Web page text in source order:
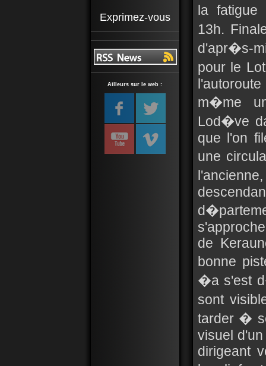
Exprimez-vous
Ailleurs sur le web :
la
13h.
d'apr�s-
pour le
m�me
Lod�ve
que l'on
une
de
bonne
�a s'est
sont
tarder �
visuel
dirigeant